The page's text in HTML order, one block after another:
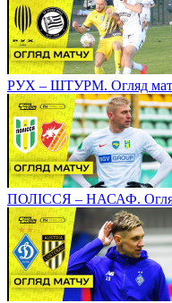
РУХ – ШТУРМ. Огляд
ПОЛІССЯ – НАСАФ. Огляд